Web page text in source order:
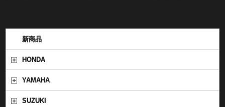
新商品
HONDA
YAMAHA
SUZUKI